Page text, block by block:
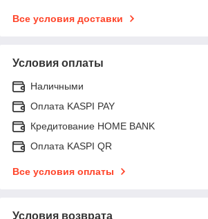
Все условия доставки
Условия оплаты
Наличными
Оплата KASPI PAY
Кредитование HOME BANK
Оплата KASPI QR
Все условия оплаты
Условия возврата